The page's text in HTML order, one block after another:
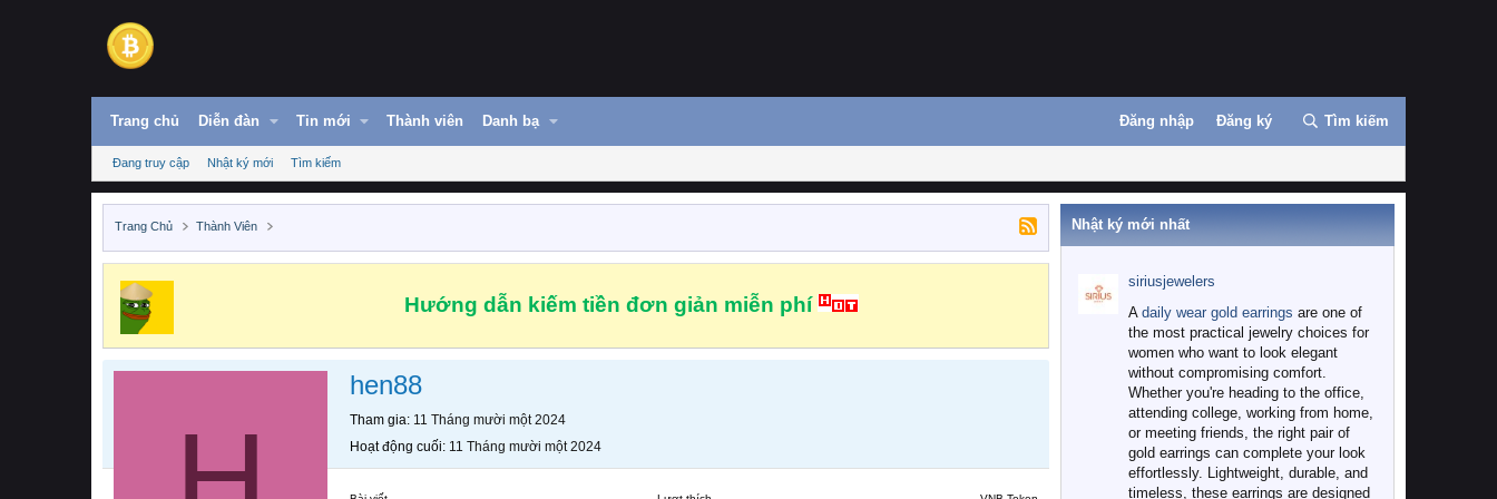
Trang chủ Diễn đàn Tin mới Thành viên Danh bạ Đăng nhập Đăng ký Tìm kiếm
Đang truy cập Nhật ký mới Tìm kiếm
Trang Chủ Thành Viên
Hướng dẫn kiếm tiền đơn giản miễn phí
hen88
Tham gia 11 Tháng mười một 2024
Hoạt động cuối 11 Tháng mười một 2024
Nhật ký mới nhất
siriusjewelers
A daily wear gold earrings are one of
the most practical jewelry choices for
women who want to look elegant
without compromising comfort.
Whether you're heading to the office,
attending college, working from home,
or meeting friends, the right pair of
gold earrings can complete your look
effortlessly. Lightweight, durable, and
timeless, these earrings are designed